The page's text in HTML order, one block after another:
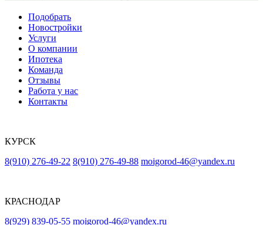
Подобрать
Новостройки
Услуги
О компании
Ипотека
Команда
Отзывы
Работа у нас
Контакты
КУРСК
8(910) 276-49-22 8(910) 276-49-88 moigorod-46@yandex.ru
КРАСНОДАР
8(929) 839-05-55 moigorod-46@yandex.ru